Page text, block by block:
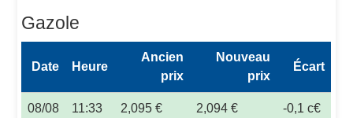
Gazole
Date Heure
Ancien
prix
Nouveau
prix
Écart
08/08 11:33 2,095 € 2,094 € -0,1 c€